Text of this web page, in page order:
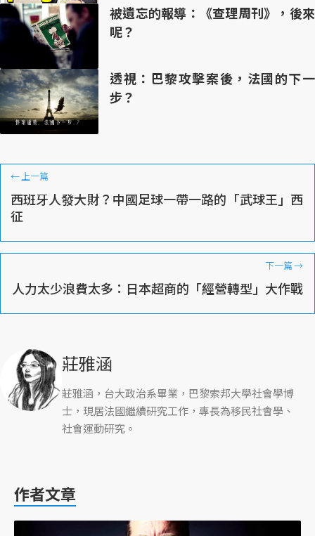
被遺忘的報導：《查理周刊》，後來
呢？
透視：巴黎攻擊案後，法國的下一
步？
←上一篇
西班牙人發大財？中國足球一帶一路的「武球王」西
征
下一篇→
人力太少浪費太多：日本超商的「經營轉型」大作戰
莊雅涵
莊雅涵，台大政治系畢業，巴黎索邦大學社會學博
士，現居法國繼續研究工作，專長為移民社會學、
社會運動研究。
作者文章